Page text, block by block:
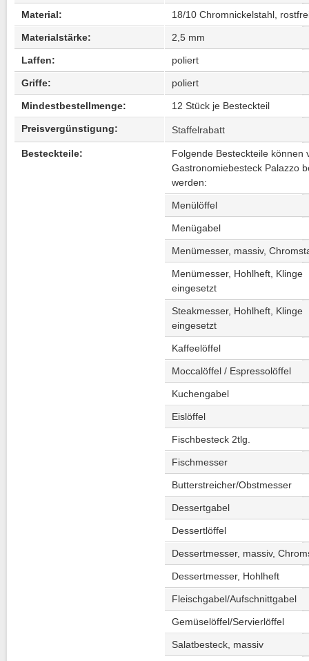
Material: 18/10 Chromnickelstahl,
Materialstärke: 2,5 mm
Laffen: poliert
Griffe: poliert
Mindestbestellmenge: 12 Stück je Besteckteil
Preisvergünstigung: Staffelrabatt
Besteckteile:
Folgende Besteckteile können
Gastronomiebesteck Palazzo
werden:
Menülöffel
Menügabel
Menümesser, massiv,
Menümesser, Hohlheft, Klinge
eingesetzt
Steakmesser, Hohlheft, Klinge
eingesetzt
Kaffeelöffel
Moccalöffel / Espressolöffel
Kuchengabel
Eislöffel
Fischbesteck 2tlg.
Fischmesser
Butterstreicher/Obstmesser
Dessertgabel
Dessertlöffel
Dessertmesser, massiv,
Dessertmesser, Hohlheft
Fleischgabel/Aufschnittgabel
Gemüselöffel/Servierlöffel
Salatbesteck, massiv